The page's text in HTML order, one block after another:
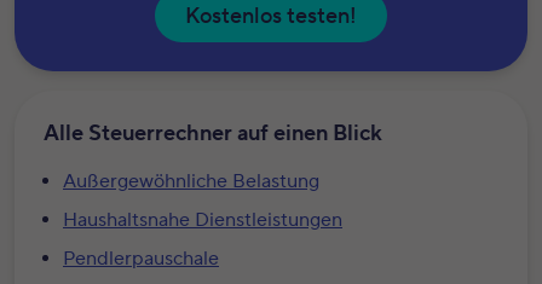
Kostenlos testen!
Alle Steuerrechner auf einen Blick
Außergewöhnliche Belastung
Haushaltsnahe Dienstleistungen
Pendlerpauschale